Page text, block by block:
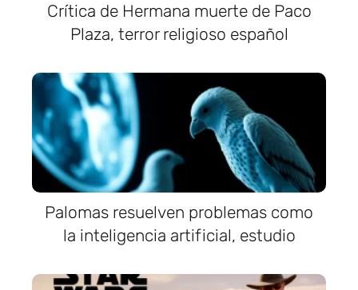
Crítica de Hermana muerte de Paco
Plaza, terror religioso español
Palomas resuelven problemas como
la inteligencia artificial, estudio